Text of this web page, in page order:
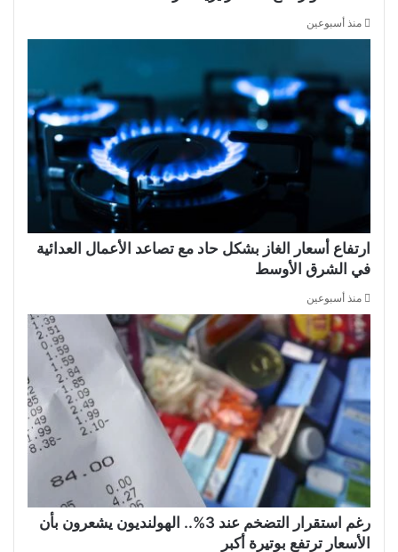
منذ أسبوعين
ارتفاع أسعار الغاز بشكل حاد مع تصاعد الأعمال العدائية
في الشرق الأوسط
منذ أسبوعين
رغم استقرار التضخم عند 3%.. الهولنديون يشعرون بأن
الأسعار ترتفع بوتيرة أكبر